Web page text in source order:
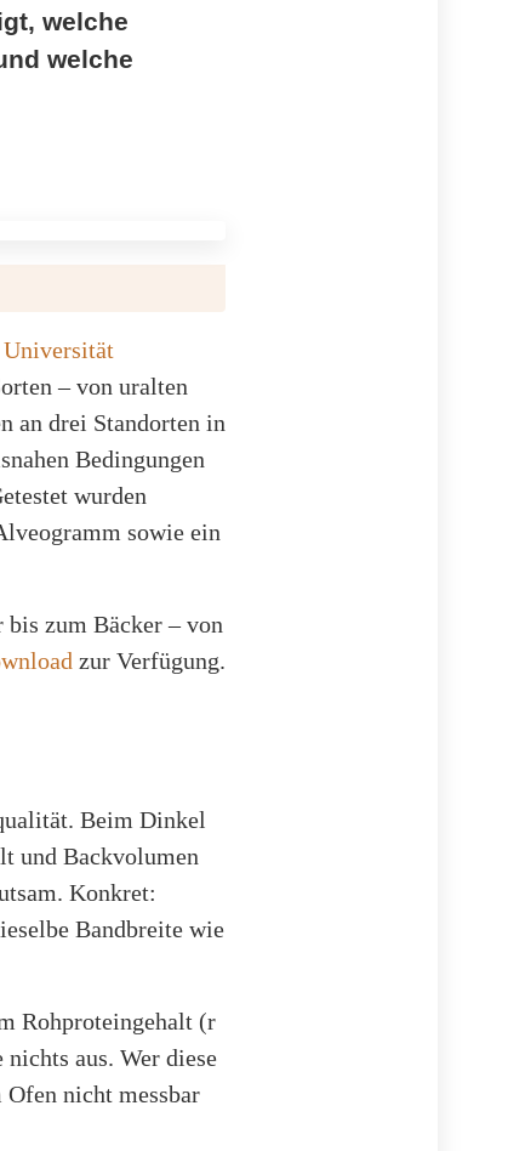
welche
welche
Universität
– von uralten
an drei Standorten in
Bedingungen
wurden
sowie ein
zum Bäcker – von
zur Verfügung.
Beim Dinkel
und Backvolumen
Konkret:
Bandbreite wie
Rohproteingehalt (r
aus. Wer diese
nicht messbar